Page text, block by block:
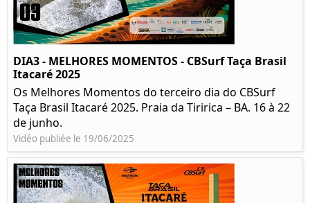
DIA3 - MELHORES MOMENTOS - CBSurf Taça Brasil
Itacaré 2025
Os Melhores Momentos do terceiro dia do CBSurf
Taça Brasil Itacaré 2025. Praia da Tiririca – BA. 16 à 22
de junho.
Vidéo publiée le 19/06/2025